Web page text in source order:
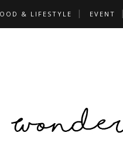
& LIFESTYLE EVENT